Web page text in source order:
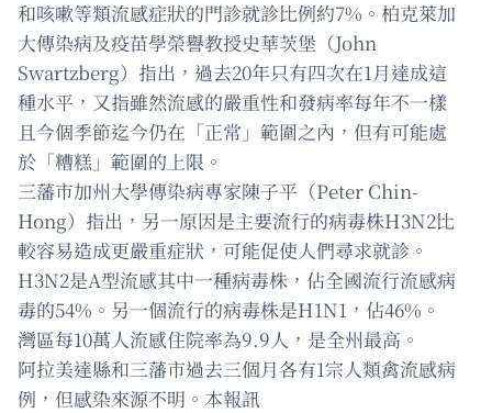
和咳嗽等類流感症狀的門診就診比例約7%。柏克萊加
大傳染病及疫苗學榮譽教授史華茨堡（John
Swartzberg）指出，過去20年只有四次在1月達成這
種水平，又指雖然流感的嚴重性和發病率每年不一樣
且今個季節迄今仍在「正常」範圍之內，但有可能處
於「糟糕」範圍的上限。
三藩市加州大學傳染病專家陳子平（Peter Chin-
Hong）指出，另一原因是主要流行的病毒株H3N2比
較容易造成更嚴重症狀，可能促使人們尋求就診。
H3N2是A型流感其中一種病毒株，佔全國流行流感病
毒的54%。另一個流行的病毒株是H1N1，佔46%。
灣區每10萬人流感住院率為9.9人，是全州最高。
阿拉美達縣和三藩市過去三個月各有1宗人類禽流感病
例，但感染來源不明。本報訊